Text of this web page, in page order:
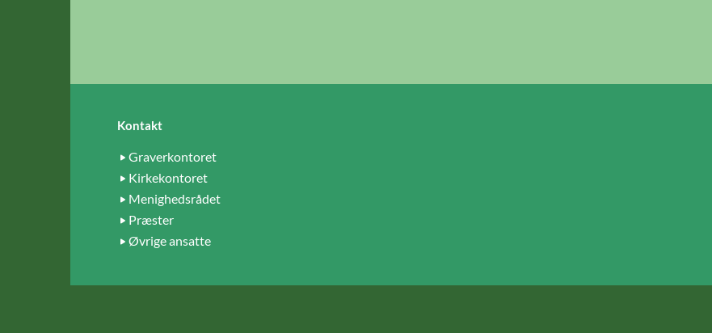
Kontakt
Graverkontoret
Kirkekontoret
Menighedsrådet
Præster
Øvrige ansatte